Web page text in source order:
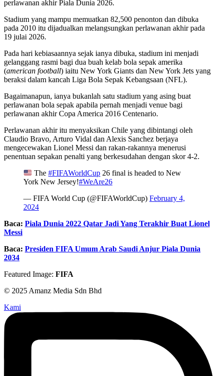
perlawanan akhir Piala Dunia 2026.
Stadium yang mampu memuatkan 82,500 penonton dan dibuka
pada 2010 itu dijadualkan melangsungkan perlawanan akhir pada
19 julai 2026.
Pada hari kebiasaannya sejak ianya dibuka, stadium ini menjadi
gelanggang rasmi bagi dua buah kelab bola sepak amerika
(american football) iaitu New York Giants dan New York Jets yang
beraksi dalam kancah Liga Bola Sepak Kebangsaan (NFL).
Bagaimanapun, ianya bukanlah satu stadium yang asing buat
perlawanan bola sepak apabila pernah menjadi venue bagi
perlawanan akhir Copa America 2016 Centenario.
Perlawanan akhir itu menyaksikan Chile yang dibintangi oleh
Claudio Bravo, Arturo Vidal dan Alexis Sanchez berjaya
mengecewakan Lionel Messi dan rakan-rakannya menerusi
penentuan sepakan penalti yang berkesudahan dengan skor 4-2.
The#FIFAWorldCup 26 final is headed to New
York New Jersey!#WeAre26
— FIFA World Cup (@FIFAWorldCup) February 4,
2024
Baca: Piala Dunia 2022 Qatar Jadi Yang Terakhir Buat Lionel
Messi
Baca: Presiden FIFA Umum Arab Saudi Anjur Piala Dunia
2034
Featured Image: FIFA
© 2025 Amanz Media Sdn Bhd
Kami